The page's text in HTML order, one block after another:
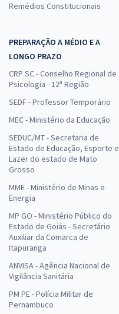
Remédios Constitucionais
PREPARAÇÃO A MÉDIO E A
LONGO PRAZO
CRP SC - Conselho Regional de
Psicologia - 12ª Região
SEDF - Professor Temporário
MEC - Ministério da Educação
SEDUC/MT - Secretaria de
Estado de Educação, Esporte e
Lazer do estado de Mato
Grosso
MME - Ministério de Minas e
Energia
MP GO - Ministério Público do
Estado de Goiás - Secretário
Auxiliar da Comarca de
Itapuranga
ANVISA - Agência Nacional de
Vigilância Sanitária
PM PE - Polícia Militar de
Pernambuco